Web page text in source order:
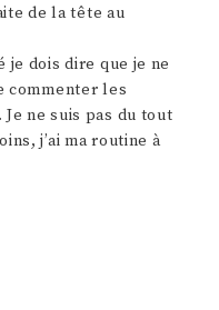
de la tête au
dois dire que je ne
commenter les
ne suis pas du tout
j’ai ma routine à